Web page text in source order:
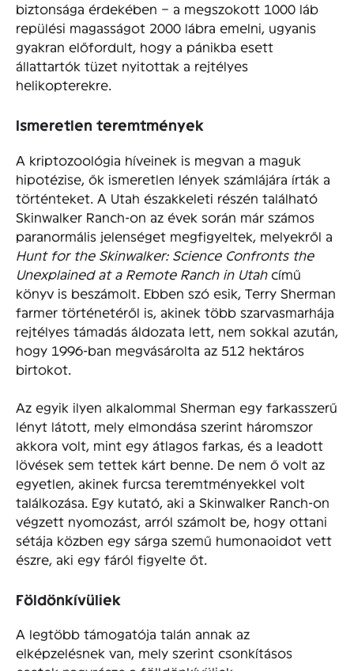
biztonsága érdekében – a megszokott 1000 láb
repülési magasságot 2000 lábra emelni, ugyanis
gyakran előfordult, hogy a pánikba esett
állattartók tüzet nyitottak a rejtélyes
helikopterekre.
Ismeretlen teremtmények
A kriptozoológia híveinek is megvan a maguk
hipotézise, ők ismeretlen lények számlájára írták a
történteket. A Utah északkeleti részén található
Skinwalker Ranch-on az évek során már számos
paranormális jelenséget megfigyeltek, melyekről a
Hunt for the Skinwalker: Science Confronts the
Unexplained at a Remote Ranch in Utah című
könyv is beszámolt. Ebben szó esik, Terry Sherman
farmer történetéről is, akinek több szarvasmarhája
rejtélyes támadás áldozata lett, nem sokkal azután,
hogy 1996-ban megvásárolta az 512 hektáros
birtokot.
Az egyik ilyen alkalommal Sherman egy farkasszerű
lényt látott, mely elmondása szerint háromszor
akkora volt, mint egy átlagos farkas, és a leadott
lövések sem tettek kárt benne. De nem ő volt az
egyetlen, akinek furcsa teremtményekkel volt
találkozása. Egy kutató, aki a Skinwalker Ranch-on
végzett nyomozást, arról számolt be, hogy ottani
sétája közben egy sárga szemű humonaoidot vett
észre, aki egy fáról figyelte őt.
Földönkívüliek
A legtöbb támogatója talán annak az
elképzelésnek van, mely szerint csonkításos